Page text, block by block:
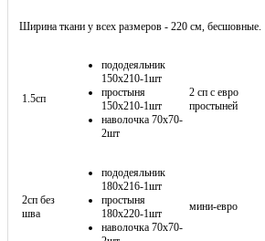
Ширина ткани у всех размеров - 220 см, бесшовные.
1.5сп
пододеяльник
150х210-1шт
простыня
150х210-1шт
наволочка 70х70-
2шт
2 сп с евро
простыней
2сп без
шва
пододеяльник
180х216-1шт
простыня
180х220-1шт
наволочка 70х70-
мини-евро